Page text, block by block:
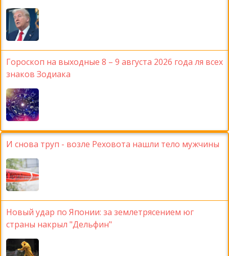
Гороскоп на выходные 8 – 9 августа 2026 года ля всех
знаков Зодиака
И снова труп - возле Реховота нашли тело мужчины
Новый удар по Японии: за землетрясением юг
страны накрыл "Дельфин"